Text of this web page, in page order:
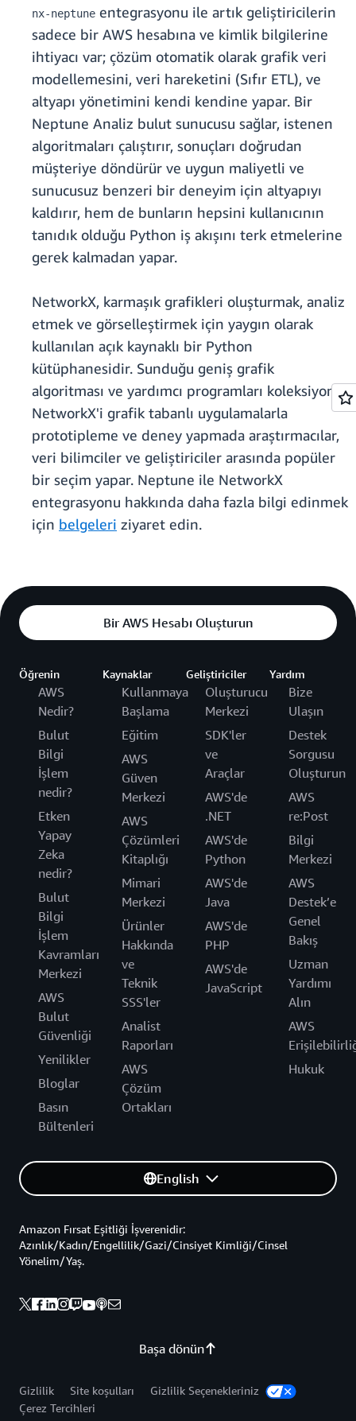
nx-neptune entegrasyonu ile artık geliştiricilerin
sadece bir AWS hesabına ve kimlik bilgilerine
ihtiyacı var; çözüm otomatik olarak grafik veri
modellemesini, veri hareketini (Sıfır ETL), ve
altyapı yönetimini kendi kendine yapar. Bir
Neptune Analiz bulut sunucusu sağlar, istenen
algoritmaları çalıştırır, sonuçları doğrudan
müşteriye döndürür ve uygun maliyetli ve
sunucusuz benzeri bir deneyim için altyapıyı
kaldırır, hem de bunların hepsini kullanıcının
tanıdık olduğu Python iş akışını terk etmelerine
gerek kalmadan yapar.
NetworkX, karmaşık grafikleri oluşturmak, analiz
etmek ve görselleştirmek için yaygın olarak
kullanılan açık kaynaklı bir Python
kütüphanesidir. Sunduğu geniş grafik
algoritması ve yardımcı programları koleksiyonu,
NetworkX'i grafik tabanlı uygulamalarla
prototipleme ve deney yapmada araştırmacılar,
veri bilimciler ve geliştiriciler arasında popüler
bir seçim yapar. Neptune ile NetworkX
entegrasyonu hakkında daha fazla bilgi edinmek
için belgeleri ziyaret edin.
Bir AWS Hesabı Oluşturun
Öğrenin
AWS
Nedir?
Bulut
Bilgi
İşlem
nedir?
Etken
Yapay
Zeka
nedir?
Bulut
Bilgi
İşlem
Kavramları
Merkezi
AWS
Bulut
Güvenliği
Yenilikler
Bloglar
Basın
Bültenleri
Kaynaklar
Kullanmaya
Başlama
Eğitim
AWS
Güven
Merkezi
AWS
Çözümleri
Kitaplığı
Mimari
Merkezi
Ürünler
Hakkında
ve
Teknik
SSS'ler
Analist
Raporları
AWS
Çözüm
Ortakları
Geliştiriciler
Oluşturucu
Merkezi
SDK'ler
ve
Araçlar
AWS'de
.NET
AWS'de
Python
AWS'de
Java
AWS'de
PHP
AWS'de
JavaScript
Yardım
Bize
Ulaşın
Destek
Sorgusu
Oluşturun
AWS
re:Post
Bilgi
Merkezi
AWS
Destek’e
Genel
Bakış
Uzman
Yardımı
Alın
AWS
Hukuk
English
Başa dönün
Amazon Fırsat Eşitliği İşverenidir:
Azınlık/Kadın/Engellilik/Gazi/Cinsiyet Kimliği/Cinsel
Yönelim/Yaş.
Gizlilik Site koşulları
Gizlilik Seçenekleriniz
Çerez Tercihleri